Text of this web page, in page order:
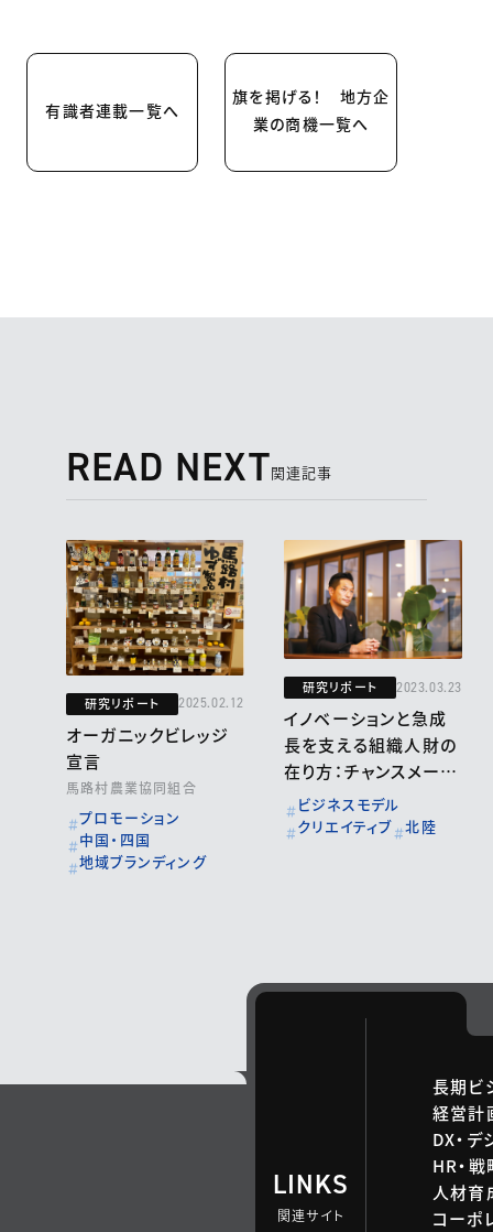
有識者連載一覧へ
旗を掲げる！ 地方企
業の商機一覧へ
READ NEXT関連記事
研究リポート 2025.02.12
オーガニックビレッジ
宣言
馬路村農業協同組合
プロモーション
中国・四国
地域ブランディング
研究リポート 2023.03.23
イノベーションと急成
長を支える組織人財の
在り方：チャンスメーカ
ー 株式会社
ビジネスモデル
クリエイティブ
北陸
LINKS
関連サイト
長期ビ
経営計
DX・デ
HR・
人材育
コーポ